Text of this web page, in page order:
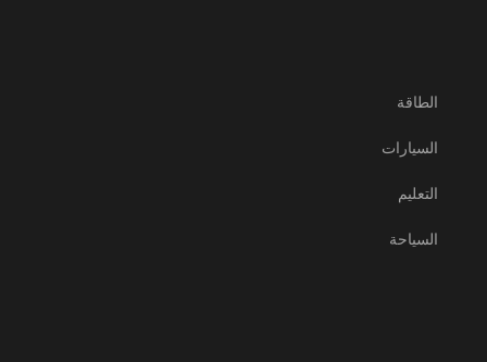
الطاقة
السيارات
التعليم
السياحة